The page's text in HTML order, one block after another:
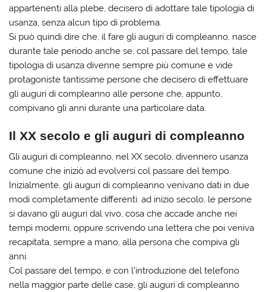
appartenenti alla plebe, decisero di adottare tale tipologia di
usanza, senza alcun tipo di problema.
Si può quindi dire che, il fare gli auguri di compleanno, nasce
durante tale periodo anche se, col passare del tempo, tale
tipologia di usanza divenne sempre più comune e vide
protagoniste tantissime persone che decisero di effettuare
gli auguri di compleanno alle persone che, appunto,
compivano gli anni durante una particolare data.
Il XX secolo e gli auguri di compleanno
Gli auguri di compleanno, nel XX secolo, divennero usanza
comune che iniziò ad evolversi col passare del tempo.
Inizialmente, gli auguri di compleanno venivano dati in due
modi completamente differenti: ad inizio secolo, le persone
si davano gli auguri dal vivo, cosa che accade anche nei
tempi moderni, oppure scrivendo una lettera che poi veniva
recapitata, sempre a mano, alla persona che compiva gli
anni.
Col passare del tempo, e con l’introduzione del telefono
nella maggior parte delle case, gli auguri di compleanno